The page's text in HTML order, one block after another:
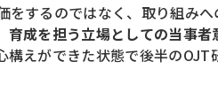
をするのではなく、取り組み
育成を担う立場としての当事者
構えができた状態で後半の